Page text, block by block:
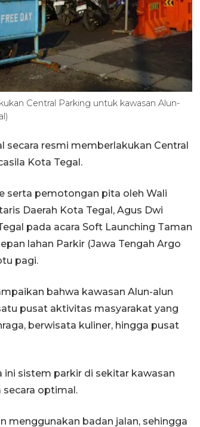
Central Parking untuk kawasan Alun-
secara resmi memberlakukan Central
Kota Tegal.
serta pemotongan pita oleh Wali
Daerah Kota Tegal, Agus Dwi
pada acara Soft Launching Taman
lahan Parkir (Jawa Tengah Argo
pagi.
bahwa kawasan Alun-alun
pusat aktivitas masyarakat yang
berwisata kuliner, hingga pusat
ini sistem parkir di sekitar kawasan
secara optimal.
menggunakan badan jalan, sehingga